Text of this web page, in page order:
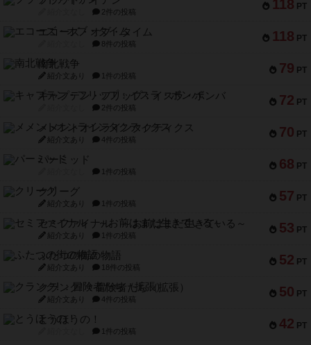
118 PT
2件の投稿
118 PT
エコーズ・オブ・タイム
8件の投稿
79 PT
南北戦争
紹介文あり 1件の投稿
72 PT
キャプテン・フリップ：イスラ・ボンバ
2件の投稿
70 PT
メメントオンラインタクティクス
紹介文あり 4件の投稿
68 PT
パーミッド
1件の投稿
57 PT
クリーグ
紹介文あり 1件の投稿
53 PT
セミファイナル ～お前はまだ生きている～
紹介文あり 1件の投稿
52 PT
ふたつの街の物語
紹介文あり 18件の投稿
50 PT
クランク! ：冒険者たち（拡張）
紹介文あり 4件の投稿
42 PT
とうほうの！
1件の投稿